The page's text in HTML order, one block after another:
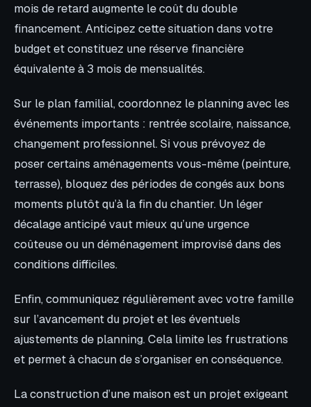
mois de retard augmente le coût du double
financement. Anticipez cette situation dans votre
budget et constituez une réserve financière
équivalente à 3 mois de mensualités.
Sur le plan familial, coordonnez le planning avec les
événements importants : rentrée scolaire, naissance,
changement professionnel. Si vous prévoyez de
poser certains aménagements vous-même (peinture,
terrasse), bloquez des périodes de congés aux bons
moments plutôt qu’à la fin du chantier. Un léger
décalage anticipé vaut mieux qu’une urgence
coûteuse ou un déménagement improvisé dans des
conditions difficiles.
Enfin, communiquez régulièrement avec votre famille
sur l’avancement du projet et les éventuels
ajustements de planning. Cela limite les frustrations
et permet à chacun de s’organiser en conséquence.
La construction d’une maison est un projet exigeant